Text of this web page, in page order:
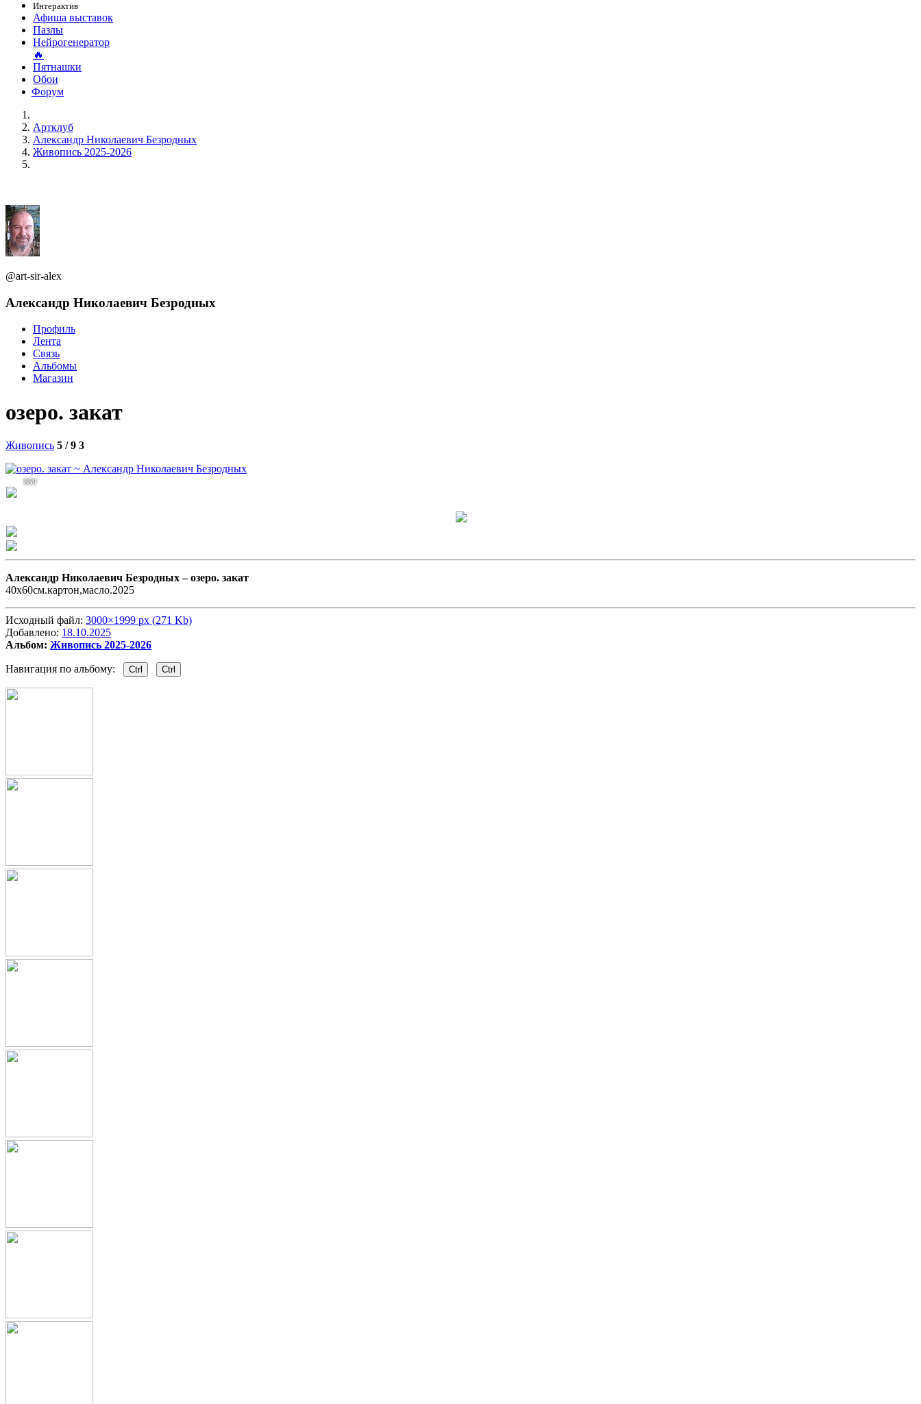
Интерактив
Афиша выставок
Пазлы
Нейрогенератор
🔥
Пятнашки
Обои
Форум
Артклуб
Александр Николаевич Безродных
Живопись 2025-2026
@art-sir-alex
Александр Николаевич Безродных
Профиль
Лента
Связь
Альбомы
Магазин
озеро. закат
Живопись 5 / 9 3
859
Александр Николаевич Безродных –озеро. закат
40х60см.картон,масло.2025
Исходный файл: 3000×1999 px (271 Kb)
Добавлено: 18.10.2025
Альбом: Живопись 2025-2026
Навигация по альбому: Ctrl Ctrl